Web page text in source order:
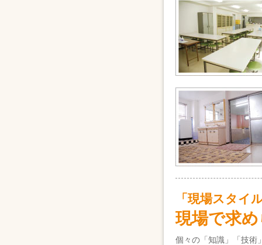
「現場スタイ
現場で求
個々の「知識」「技術